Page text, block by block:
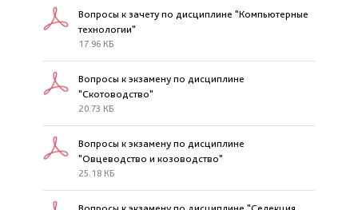
Вопросы к зачету по дисциплине "Компьютерные
технологии"
17.96 КБ
Вопросы к экзамену по дисциплине
"Скотоводство"
20.73 КБ
Вопросы к экзамену по дисциплине
"Овцеводство и козоводство"
25.18 КБ